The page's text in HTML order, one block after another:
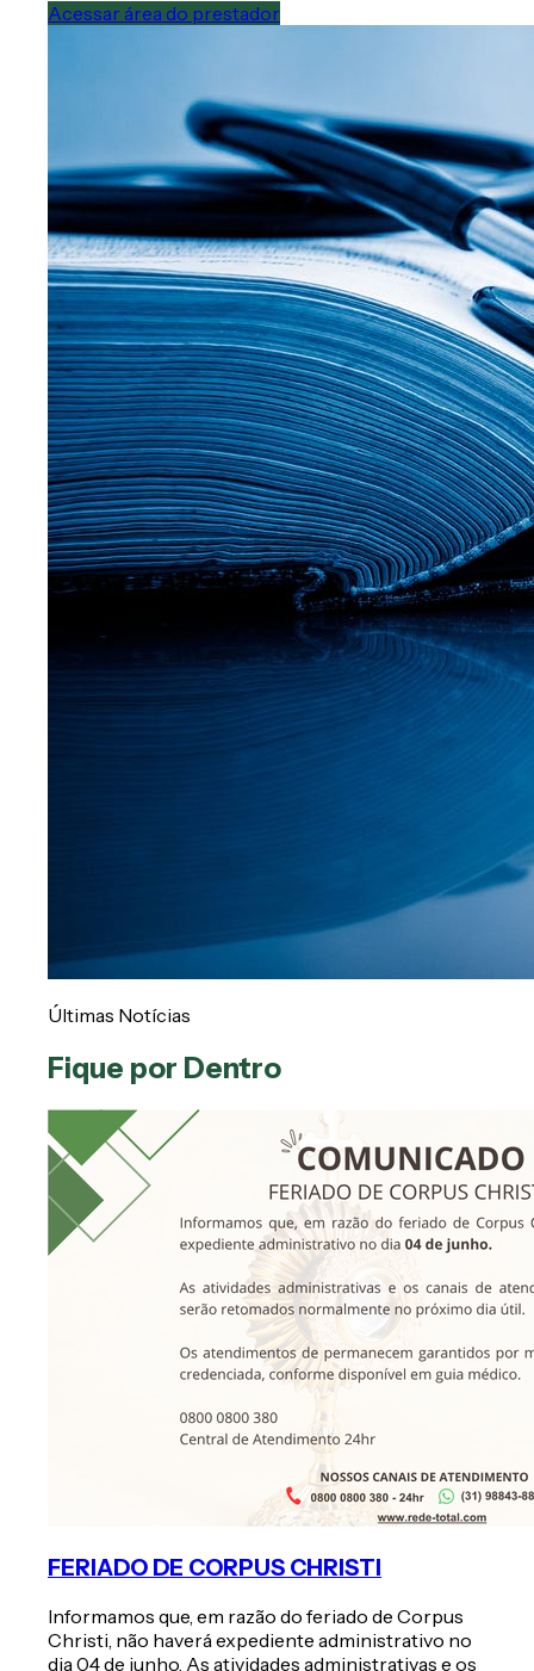
Acessar área do prestador
Últimas Notícias
Fique por Dentro
FERIADO DE CORPUS CHRISTI
Informamos que, em razão do feriado de Corpus
Christi, não haverá expediente administrativo no
dia 04 de junho. As atividades administrativas e os